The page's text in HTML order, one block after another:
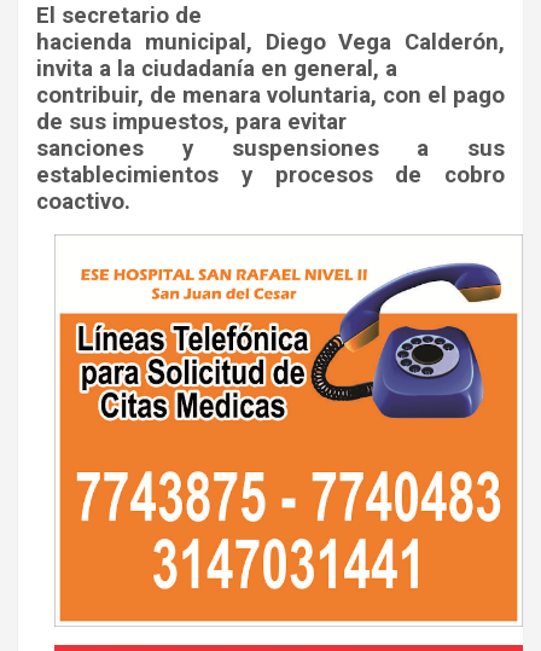
El secretario de
hacienda municipal, Diego Vega Calderón,
invita a la ciudadanía en general, a
contribuir, de menara voluntaria, con el pago
de sus impuestos, para evitar
sanciones y suspensiones a sus
establecimientos y procesos de cobro
coactivo.